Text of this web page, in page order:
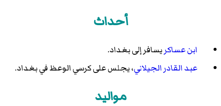
أحداث
ابن عساكريسافر إلى بغداد.
عبد القادر الجيلاني، يجلس على كرسي الوعظ في بغداد.
مواليد